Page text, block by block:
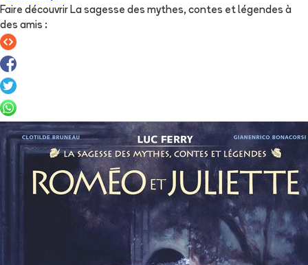
Faire découvrir La sagesse des mythes, contes et légendes à
des amis :